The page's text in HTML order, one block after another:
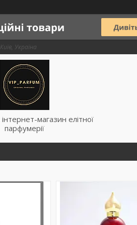
Україна
магазин елітної
парфумерії